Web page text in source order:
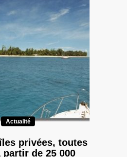
Actualité
privées, toutes
de 25 000